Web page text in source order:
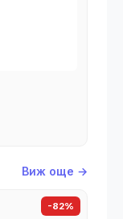
Виж още →
-82%